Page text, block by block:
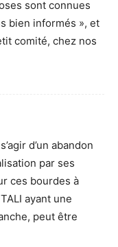
sont connues
bien informés », et
comité, chez nos
d’un abandon
par ses
ces bourdes à
ayant une
peut être